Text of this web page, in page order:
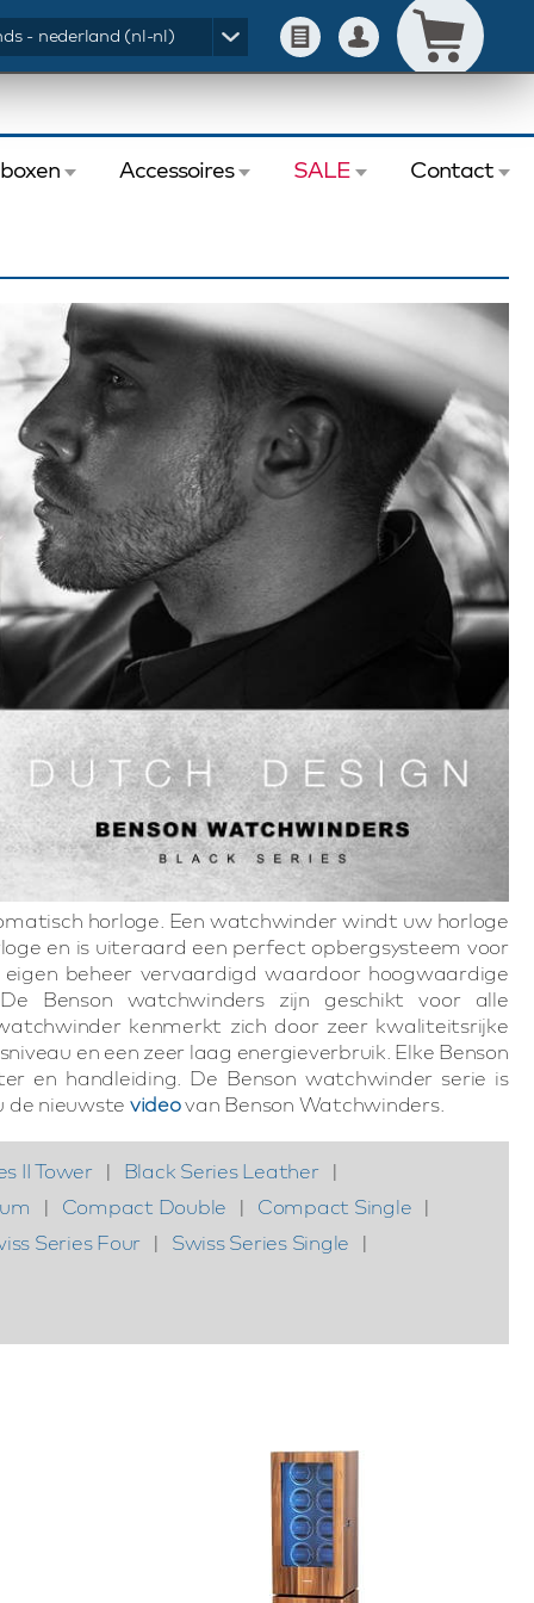
- nederland (nl-nl)
Accessoires SALE Contact
horloge. Een watchwinder windt uw horloge
en is uiteraard een perfect opbergsysteem voor
beheer vervaardigd waardoor hoogwaardige
Benson watchwinders zijn geschikt voor alle
kenmerkt zich door zeer kwaliteitsrijke
en een zeer laag energieverbruik. Elke Benson
en handleiding. De Benson watchwinder serie is
de nieuwste videovan Benson Watchwinders.
II Tower | Black Series Leather |
| Compact Double | Compact Single |
Series Four | Swiss Series Single |